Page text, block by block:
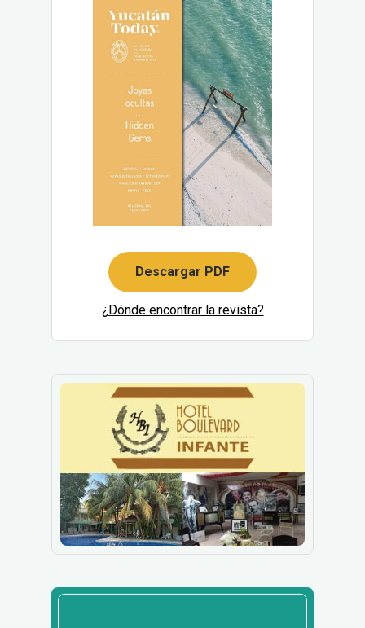
Descargar PDF
¿Dónde encontrar la revista?